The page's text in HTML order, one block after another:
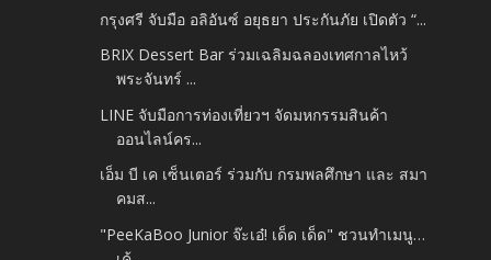
กรุงศรี จับมือ อลิอันซ์ อยุธยา ประกันภัย เปิดตัว “...
BRIX Dessert Bar ร่วมเฉลิมฉลองเทศกาลไหว้
พระจันทร์ ...
LINE จับมือการท่องเที่ยวฯ จัดมหกรรมสินค้า
ออนไลน์คร...
เอ็ม บี เค เซ็นเตอร์ ร่วมกับ กรมพลศึกษา และ สมา
คมส...
"PeeKaBoo Junior จ๊ะเอ๋! เด็ด เด็ด" ชวนทำเมนู…